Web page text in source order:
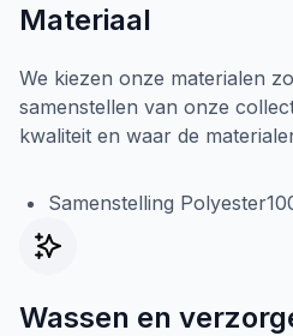
Materiaal
We kiezen onze materialen
samenstellen van onze
kwaliteit en waar de
Samenstelling
Wassen en